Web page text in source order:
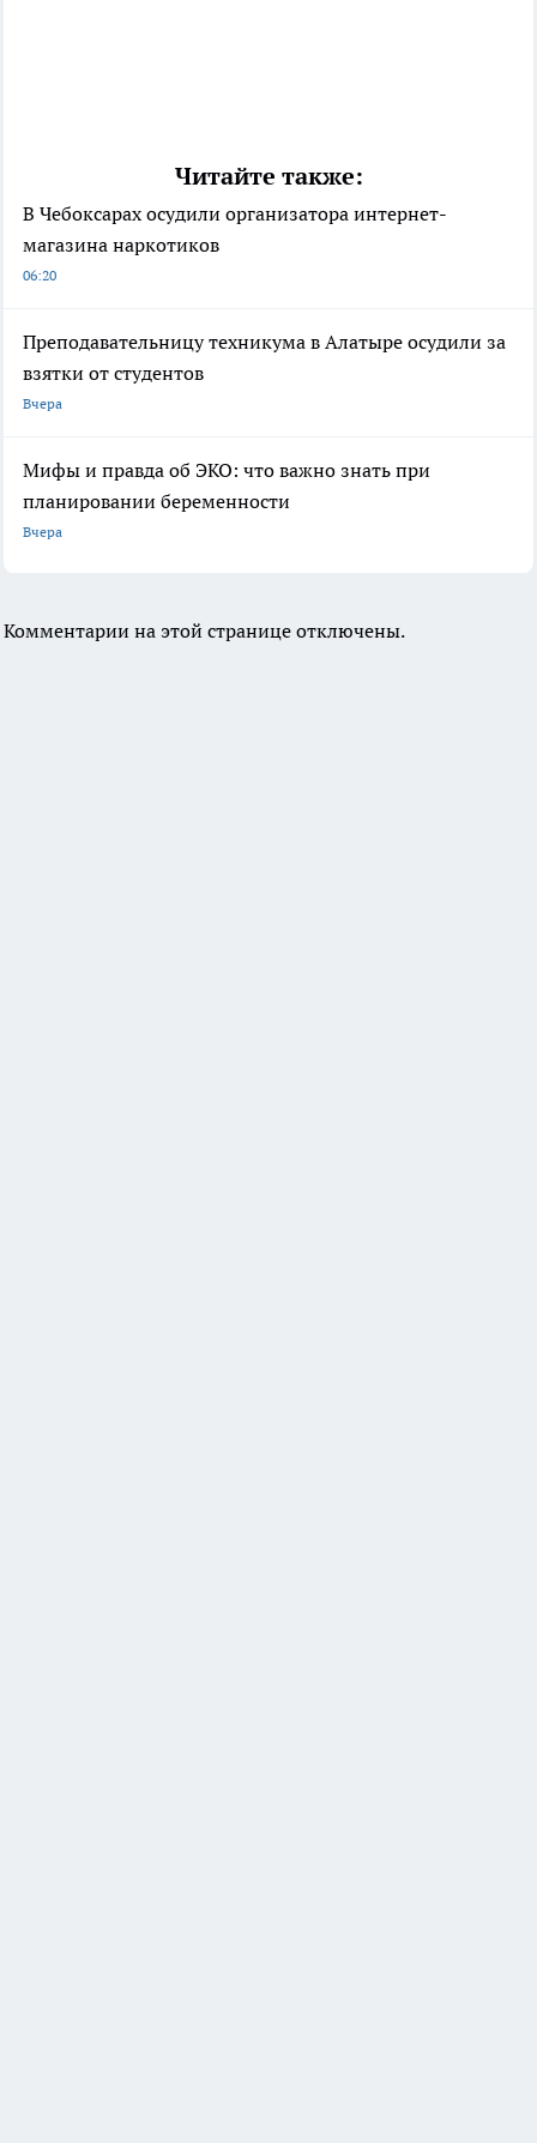
Читайте также:
В Чебоксарах осудили организатора интернет-
магазина наркотиков
06:20
Преподавательницу техникума в Алатыре осудили за
взятки от студентов
Вчера
Мифы и правда об ЭКО: что важно знать при
планировании беременности
Вчера
Комментарии на этой странице отключены.